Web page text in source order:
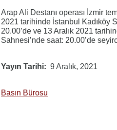
Arap Ali Destanı operası İzmir
2021 tarihinde İstanbul Kadıköy
20.00’de ve 13 Aralık 2021
Sahnesi’nde saat: 20.00’de
Yayın Tarihi 9 Aralık, 2021
Basın Bürosu